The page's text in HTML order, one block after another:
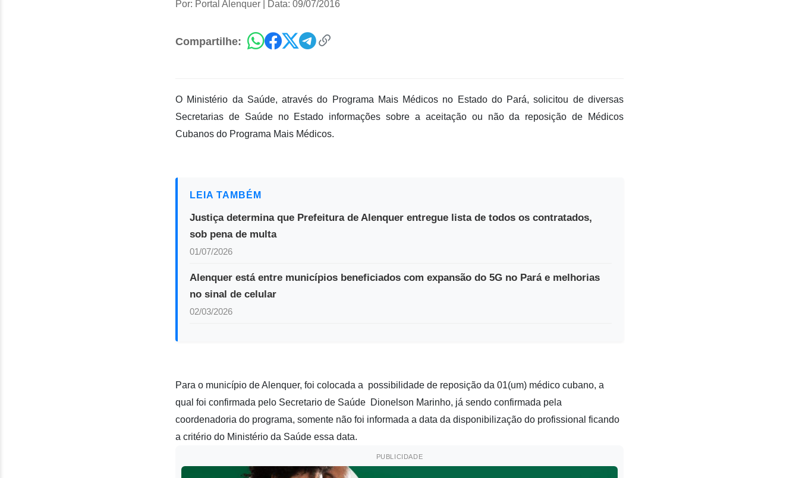
Por: Portal Alenquer Data: 09/07/2016
Compartilhe:
O Ministério da Saúde, através do Programa Mais Médicos no Estado do Pará, solicitou de diversas
Secretarias de Saúde no Estado informações sobre a aceitação ou não da reposição de Médicos
Cubanos do Programa Mais Médicos.
LEIA TAMBÉM
Justiça determina que Prefeitura de Alenquer entregue lista de todos os contratados,
sob pena de multa
01/07/2026
Alenquer está entre municípios beneficiados com expansão do 5G no Pará e melhorias
no sinal de celular
02/03/2026
Para o município de Alenquer, foi colocada a possibilidade de reposição da 01(um) médico cubano, a
qual foi confirmada pelo Secretario de Saúde Dionelson Marinho, já sendo confirmada pela
coordenadoria do programa, somente não foi informada a data da disponibilização do profissional ficando
a critério do Ministério da Saúde essa data.
PUBLICIDADE